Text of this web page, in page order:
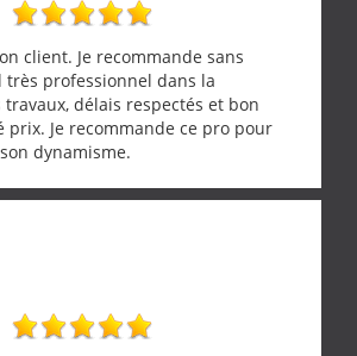
client. Je recommande sans
très professionnel dans la
délais respectés et bon
Je recommande ce pro pour
dynamisme.